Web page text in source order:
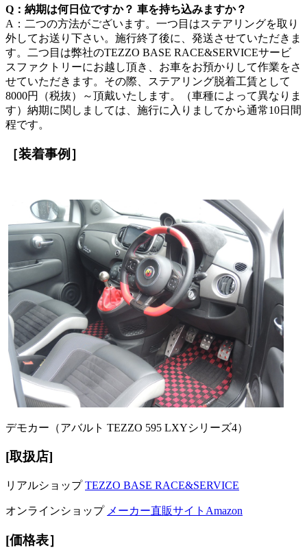
Q：納期は何日位ですか？ 車を持ち込みますか？
A：二つの方法がございます。一つ目はステアリングを取り
外してお送り下さい。施行終了後に、発送させていただきま
す。二つ目は弊社のTEZZO BASE RACE&SERVICEサービ
スファクトリーにお越し頂き、お車をお預かりして作業をさ
せていただきます。その際、ステアリング脱着工賃として
8000円（税抜）～頂戴いたします。（車種によって異なりま
す）納期に関しましては、施行に入りましてから通常10日間
程です。
［装着事例］
デモカー（アバルト TEZZO 595 LXYシリーズ4）
[取扱店]
リアルショップTEZZO BASE RACE&SERVICE
オンラインショップ メーカー直販サイト Amazon
[価格表］